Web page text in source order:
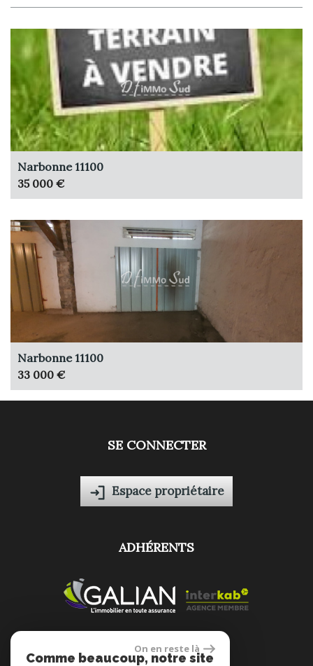
Narbonne 11100
35 000 €
Narbonne 11100
33 000 €
SE CONNECTER
Espace propriétaire
ADHÉRENTS
site réalisé par
On en reste là
Comme beaucoup, notre site